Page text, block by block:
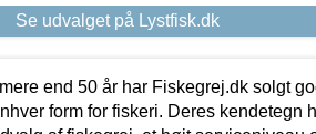
Se udvalget på Lystfisk.dk
I mere end 50 år har Fiskegrej.dk solgt
form for fiskeri. Deres